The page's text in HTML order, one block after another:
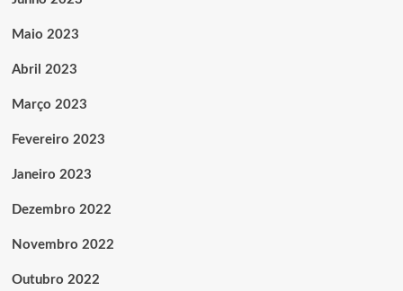
Maio 2023
Abril 2023
Março 2023
Fevereiro 2023
Janeiro 2023
Dezembro 2022
Novembro 2022
Outubro 2022